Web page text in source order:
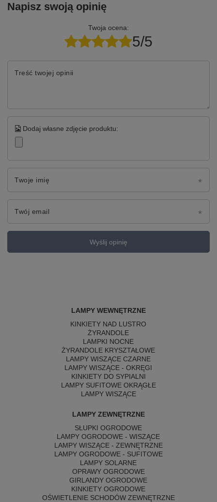
Napisz swoją opinię
Twoja ocena:
5/5
Treść twojej opinii
Dodaj własne zdjęcie produktu:
Twoje imię
Twój email
Wyślij opinię
LAMPY WEWNĘTRZNE
KINKIETY NAD LUSTRO
ŻYRANDOLE
LAMPKI NOCNE
ŻYRANDOLE KRYSZTAŁOWE
LAMPY WISZĄCE CZARNE
LAMPY WISZĄCE - OKRĘGI
KINKIETY DO SYPIALNI
LAMPY SUFITOWE OKRĄGŁE
LAMPY WISZĄCE
LAMPY ZEWNĘTRZNE
SŁUPKI OGRODOWE
LAMPY OGRODOWE - WISZĄCE
LAMPY WISZĄCE - ZEWNĘTRZNE
LAMPY OGRODOWE - SUFITOWE
LAMPY SOLARNE
OPRAWY OGRODOWE
GIRLANDY OGRODOWE
KINKIETY OGRODOWE
OŚWIETLENIE SCHODÓW ZEWNĘTRZNE